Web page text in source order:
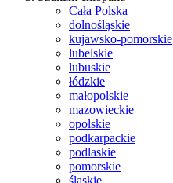
Cała Polska
dolnośląskie
kujawsko-pomorskie
lubelskie
lubuskie
łódzkie
małopolskie
mazowieckie
opolskie
podkarpackie
podlaskie
pomorskie
śląskie